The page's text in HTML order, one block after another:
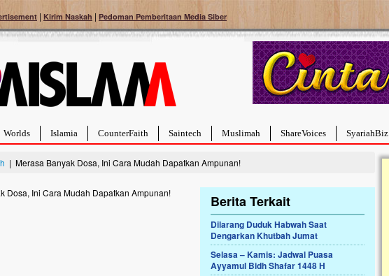
| Kirim Naskah | Pedoman Pemberitaan Media Siber
Worlds Islamia CounterFaith Saintech Muslimah ShareVoices SyariahBiz
| Merasa Banyak Dosa, Ini Cara Mudah Dapatkan Ampunan!
Berita Terkait
Dilarang Duduk Habwah Saat
Dengarkan Khutbah Jumat
Selasa – Kamis: Jadwal Puasa
Ayyamul Bidh Shafar 1448 H